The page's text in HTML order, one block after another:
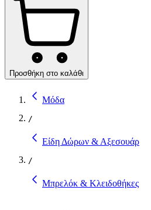
Προσθήκη στο καλάθι
Μόδα
/
Είδη Δώρων & Αξεσουάρ
/
Μπρελόκ & Κλειδοθήκες